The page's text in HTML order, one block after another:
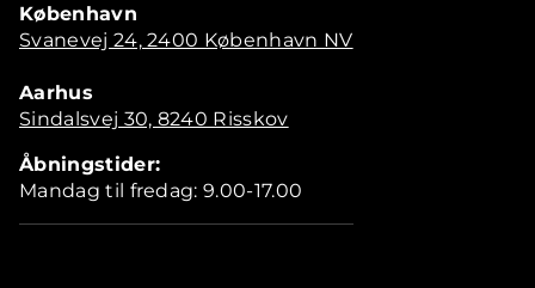
København
Svanevej 24, 2400 København NV
Aarhus
Sindalsvej 30, 8240 Risskov
Åbningstider:
Mandag til fredag: 9.00-17.00